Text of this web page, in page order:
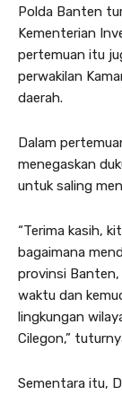
Polda Banten
Kementerian
pertemuan itu
perwakilan
daerah.
Dalam
menegaskan
untuk saling
“Terima kasih,
bagaimana
provinsi
waktu dan
lingkungan
Cilegon,”
Sementara itu,